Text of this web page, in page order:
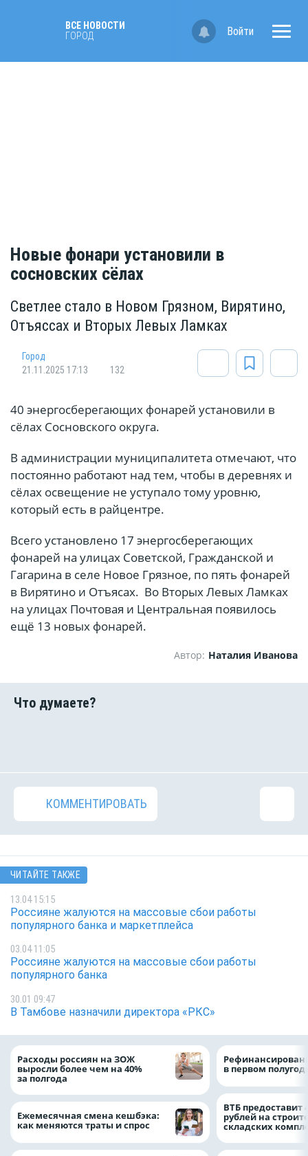
ВСЕ НОВОСТИ
ГОРОД
Войти
Новые фонари установили в
сосновских сёлах
Светлее стало в Новом Грязном, Вирятино,
Отъяссах и Вторых Левых Ламках
Город
21.11.2025 17:13
132
40 энергосберегающих фонарей установили в
сёлах Сосновского округа.
В администрации муниципалитета отмечают, что
постоянно работают над тем, чтобы в деревнях и
сёлах освещение не уступало тому уровню,
который есть в райцентре.
Всего установлено 17 энергосберегающих
фонарей на улицах Советской, Гражданской и
Гагарина в селе Новое Грязное, по пять фонарей
в Вирятино и Отъясах. Во Вторых Левых Ламках
на улицах Почтовая и Центральная появилось
ещё 13 новых фонарей.
Автор: Наталия Иванова
КОММЕНТИРОВАТЬ
ЧИТАЙТЕ ТАКЖЕ
13.04 15:15
Россияне жалуются на массовые сбои работы
популярного банка и маркетплейса
03.04 11:05
Россияне жалуются на массовые сбои работы
популярного банка
30.01 09:47
В Тамбове назначили директора «РКС»
Расходы россиян на ЗОЖ
выросли более чем на 40%
за полгода
Ежемесячная смена кешбэка:
как меняются траты и спрос
в первом
ВТБ предоставит
рублей на
складских